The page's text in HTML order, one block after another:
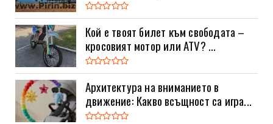
Кой е твоят билет към свободата –
кросовият мотор или ATV? ...
Архитектура на вниманието в
движение: Какво всъщност са игра...